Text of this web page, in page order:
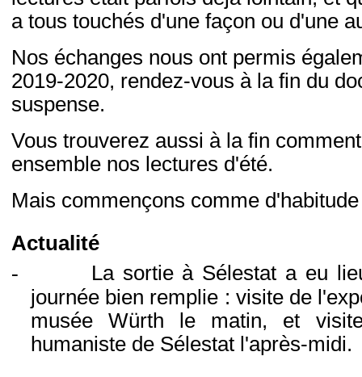
a tous touchés d'une façon ou d'une
Nos échanges nous ont permis
2019-2020, rendez-vous à la fin du
suspense.
Vous trouverez aussi à la fin
ensemble nos lectures d'été.
Mais commençons comme
Actualité
-
La sortie à Sélestat a eu
journée bien remplie : visite de
musée Würth le matin, et
humaniste de Sélestat l'après-midi.